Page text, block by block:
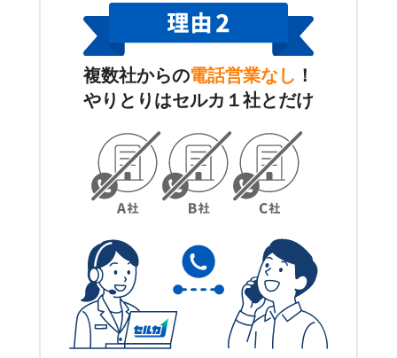
複数社からの電話営業なし ！
やりとりはセルカ１社とだけ